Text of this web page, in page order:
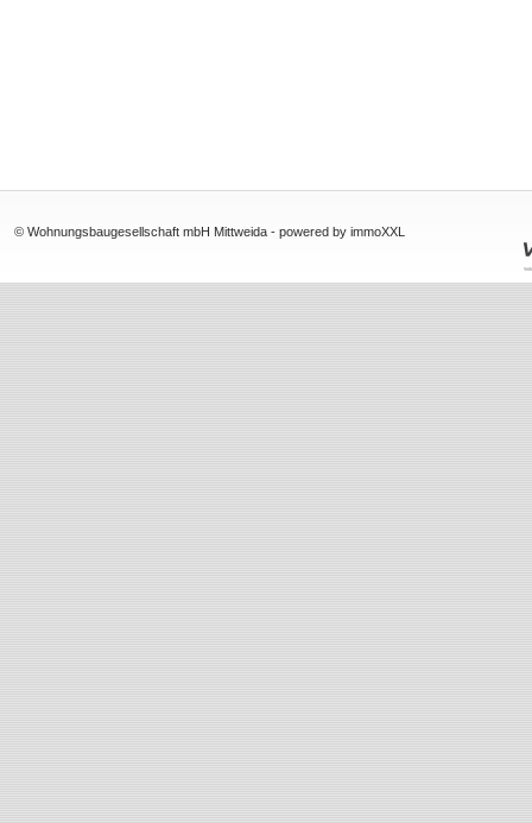
© Wohnungsbaugesellschaft mbH Mittweida -powered by immoXXL